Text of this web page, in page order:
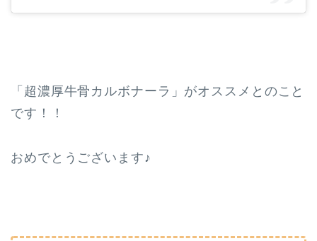
「超濃厚牛骨カルボナーラ」がオススメとのこと
です！！
おめでとうございます♪